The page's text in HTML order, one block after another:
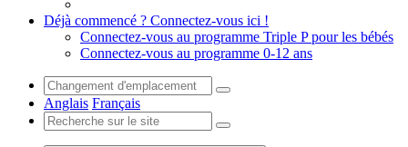
Déjà commencé ? Connectez-vous ici !
Connectez-vous au programme Triple P pour les bébés
Connectez-vous au programme 0-12 ans
Anglais Français